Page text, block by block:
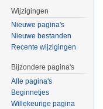
Wijzigingen
Nieuwe pagina's
Nieuwe bestanden
Recente wijzigingen
Bijzondere pagina's
Alle pagina's
Beginnetjes
Willekeurige pagina